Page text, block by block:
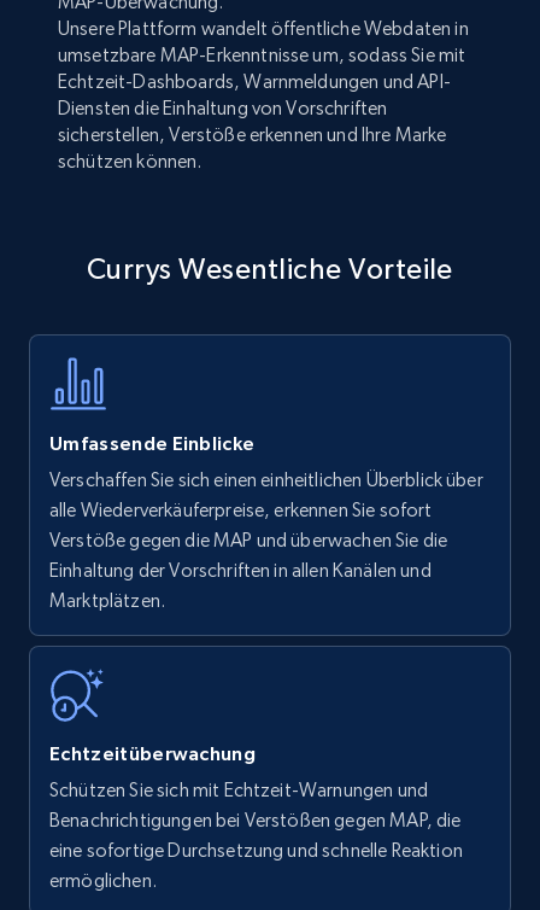
Unsere Plattform wandelt öffentliche Webdaten in
umsetzbare MAP-Erkenntnisse um, sodass Sie mit
Echtzeit-Dashboards, Warnmeldungen und API-
Diensten die Einhaltung von Vorschriften
sicherstellen, Verstöße erkennen und Ihre Marke
schützen können.
Currys Wesentliche Vorteile
Umfassende Einblicke
Verschaffen Sie sich einen einheitlichen Überblick über
alle Wiederverkäuferpreise, erkennen Sie sofort
Verstöße gegen die MAP und überwachen Sie die
Einhaltung der Vorschriften in allen Kanälen und
Marktplätzen.
Echtzeitüberwachung
Schützen Sie sich mit Echtzeit-Warnungen und
Benachrichtigungen bei Verstößen gegen MAP, die
eine sofortige Durchsetzung und schnelle Reaktion
ermöglichen.